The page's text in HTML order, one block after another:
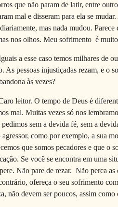
que não param de latir, entre
mal e disseram para ela se
mas nada mudou.
nos olhos. Meu sofrimento é
a esse caso temos milhares de
As pessoas injustiçadas rezam, e o
às vezes?
leitor. O tempo de Deus é
mal. Muitas vezes só nos
pedimos sem a devida fé, sem a
agressor, como por exemplo, a sua
que somos pecadores e que o
Se você se encontra em uma
Não pare de rezar. Não perca
ofereça o seu sofrimento
não devem ser poucos, assim como